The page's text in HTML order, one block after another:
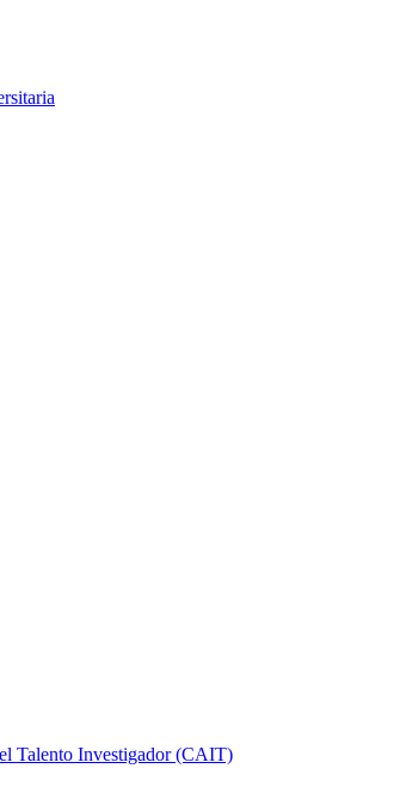
Talento Investigador (CAIT)